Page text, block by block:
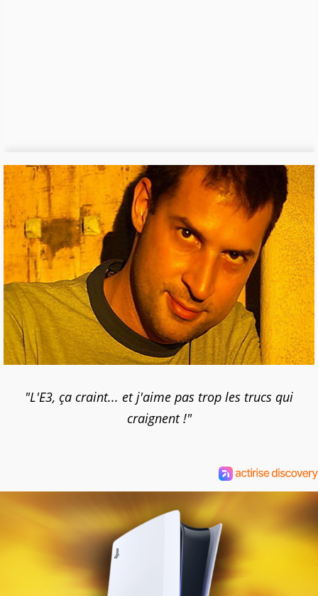
"L'E3, ça craint... et j'aime pas trop les trucs qui
craignent !"